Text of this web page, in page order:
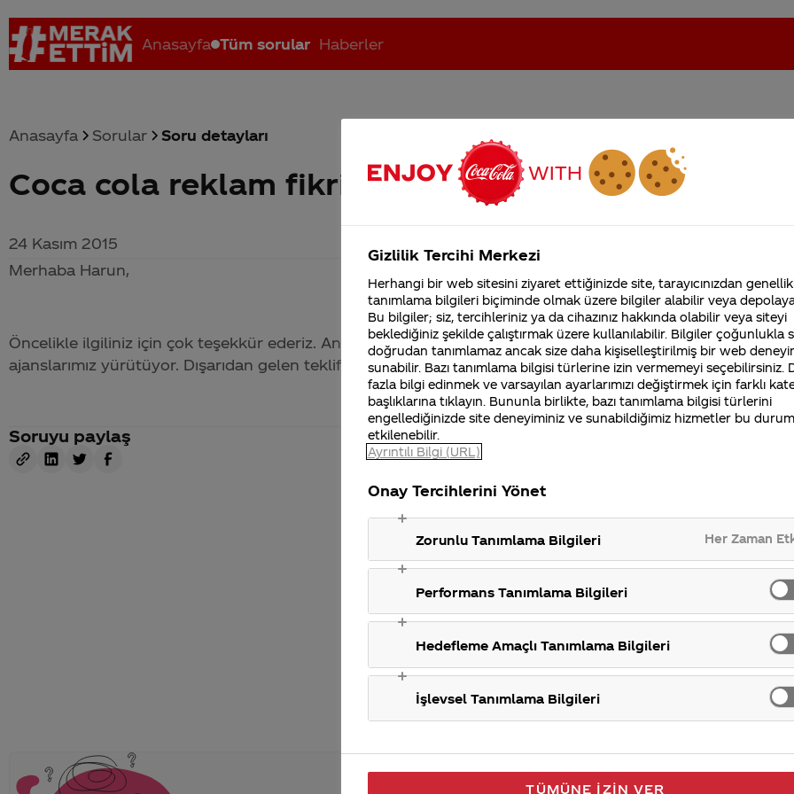
Anasayfa Tüm sorular Haberler
Coca-Cola nerenin malı? Coca cola İsrail malı mı Yani ... Coca-Cola'nın Filistin'de fabr... Coca-Cola’yı kim buldu?
Anasayfa Sorular Soru detayları
Coca cola reklam fikrimizi Nasıl iletebiliriz ?
24 Kasım 2015
Merhaba Harun,
Öncelikle ilgiliniz için çok teşekkür ederiz. Ancak reklamlarımızla ilgili tüm süreçleri birlikte çalıştığımız
ajanslarımız yürütüyor. Dışarıdan gelen teklifleri ne yazık ki kabul edemiyoruz.
Soruyu paylaş
Coca-Cola Şirketi
merak ettikleriniz.
Fabrikalarımız,
sertifikalarımız, faaliyet
gösterdiğimiz ülkeler,
tarihçemiz ve daha
Gizlilik Tercihi Merkezi
Herhangi bir web sitesini ziyaret ettiğinizde site, tarayıcınızdan
tanımlama bilgileri biçiminde olmak üzere bilgiler alabilir veya
Bu bilgiler; siz, tercihleriniz ya da cihazınız hakkında olabilir veya siteyi
beklediğiniz şekilde çalıştırmak üzere kullanılabilir. Bilgiler çoğunlukla
doğrudan tanımlamaz ancak size daha kişiselleştirilmiş bir web
sunabilir. Bazı tanımlama bilgisi türlerine izin vermemeyi seçebilirsiniz.
fazla bilgi edinmek ve varsayılan ayarlarımızı değiştirmek için farklı
başlıklarına tıklayın. Bununla birlikte, bazı tanımlama bilgisi türlerini
engellediğinizde site deneyiminiz ve sunabildiğimiz hizmetler bu
etkilenebilir.
Ayrıntılı Bilgi (URL)
Onay Tercihlerini Yönet
Zorunlu Tanımlama Bilgileri Her Zaman
Performans Tanımlama Bilgileri
Hedefleme Amaçlı Tanımlama Bilgileri
İşlevsel Tanımlama Bilgileri
TÜMÜNE İZIN VER